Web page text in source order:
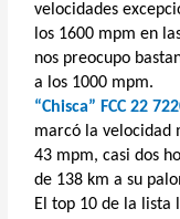
velocidades
los 1600 mpm en
nos preocupo
a los 1000 mpm.
“Chisca” FCC 22
marcó la velocidad
43 mpm, casi dos
de 138 km a su
El top 10 de la lista